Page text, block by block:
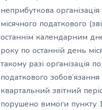
неприбуткова
місячного податкового
останнім календарним
року по останній день
такому разі організація
податкового
квартальний звітний
порушено вимоги пункту